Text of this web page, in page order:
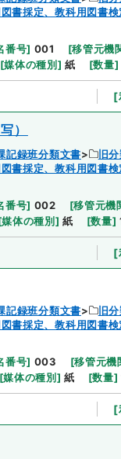
採定、教科用図書検
番号] 001 [移管元機
[媒体の種別 ] 紙 [数量]
[
）
記録班分類文書
旧
採定、教科用図書検
番号] 002 [移管元機
媒体の種別 ] 紙 [数量]
[
記録班分類文書
旧
採定、教科用図書検
番号] 003 [移管元機
[媒体の種別 ] 紙 [数量]
[